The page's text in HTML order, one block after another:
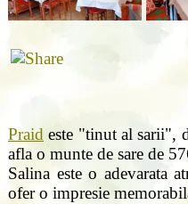
Praid este "tinut al sarii",
afla o munte de sare de
Salina este o adevarata
ofer o impresie